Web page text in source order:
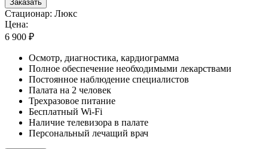
Заказать
Стационар: Люкс
Цена:
6 900 ₽
Осмотр, диагностика, кардиограмма
Полное обеспечение необходимыми лекарствами
Постоянное наблюдение специалистов
Палата на 2 человек
Трехразовое питание
Бесплатный Wi-Fi
Наличие телевизора в палате
Персональный лечащий врач